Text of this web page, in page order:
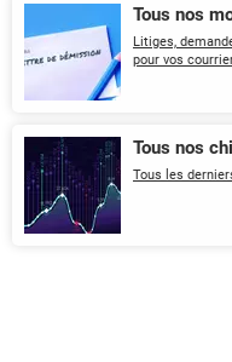
Tous nos
Litiges,
pour vos
Tous nos
Tous les